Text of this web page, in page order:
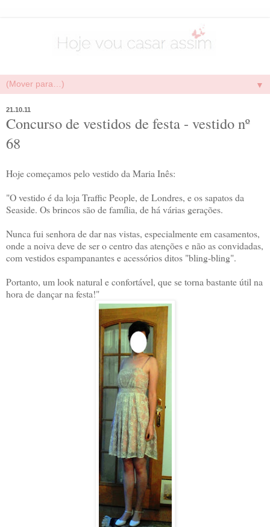
▼
21.10.11
Concurso de vestidos de festa - vestido nº
68
Hoje começamos pelo vestido da Maria Inês:
"O vestido é da loja Traffic People, de Londres, e os sapatos da
Seaside. Os brincos são de família, de há várias gerações.
Nunca fui senhora de dar nas vistas, especialmente em casamentos,
onde a noiva deve de ser o centro das atenções e não as convidadas,
com vestidos espampanantes e acessórios ditos "bling-bling".
Portanto, um look natural e confortável, que se torna bastante útil na
hora de dançar na festa!"